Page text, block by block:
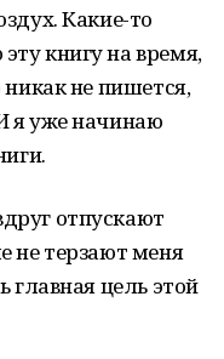
Какие-то
книгу на время,
не пишется,
я уже начинаю
отпускают
не терзают меня
главная цель этой